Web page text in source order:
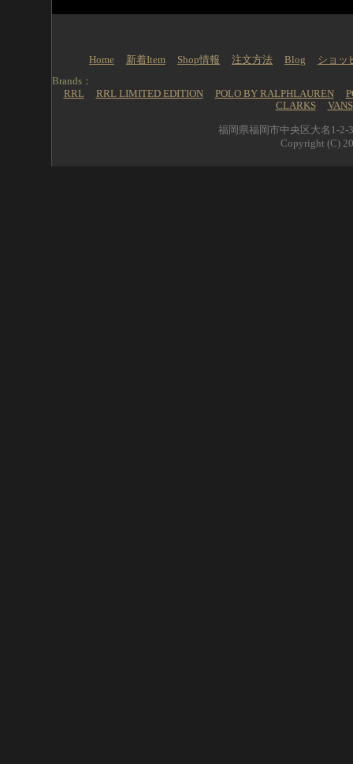
Home 新着Item Shop情報 注文方法 Blog
ショッ
Brands：
RRL
RRL LIMITED EDITION POLO BY RALPHLAUREN
CLARKS
VANS
福岡県福岡市中央区大名1-2-
Copyright (C)